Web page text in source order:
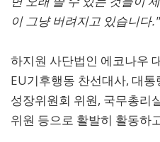
이 그냥 버려지고 있습니다."
하지원 사단법인 에코나우
EU기후행동 찬선대사, 대
성장위원회 위원, 국무총리
위원 등으로 활발히 활동하